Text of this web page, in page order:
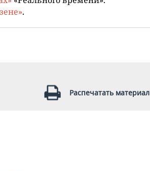
.
Распечатать материал